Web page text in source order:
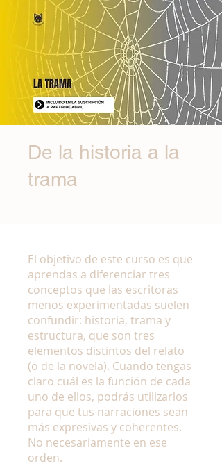
De la historia a la
trama
El objetivo de este curso es que
aprendas a diferenciar tres
conceptos que las escritoras
menos experimentadas suelen
confundir: historia, trama y
estructura, que son tres
elementos distintos del relato
(o de la novela). Cuando tengas
claro cuál es la función de cada
uno de ellos, podrás utilizarlos
para que tus narraciones sean
más expresivas y coherentes.
No necesariamente en ese
orden.